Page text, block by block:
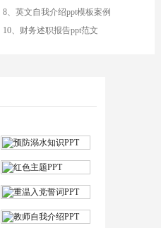
8、英文自我介绍ppt模板案例
10、财务述职报告ppt范文